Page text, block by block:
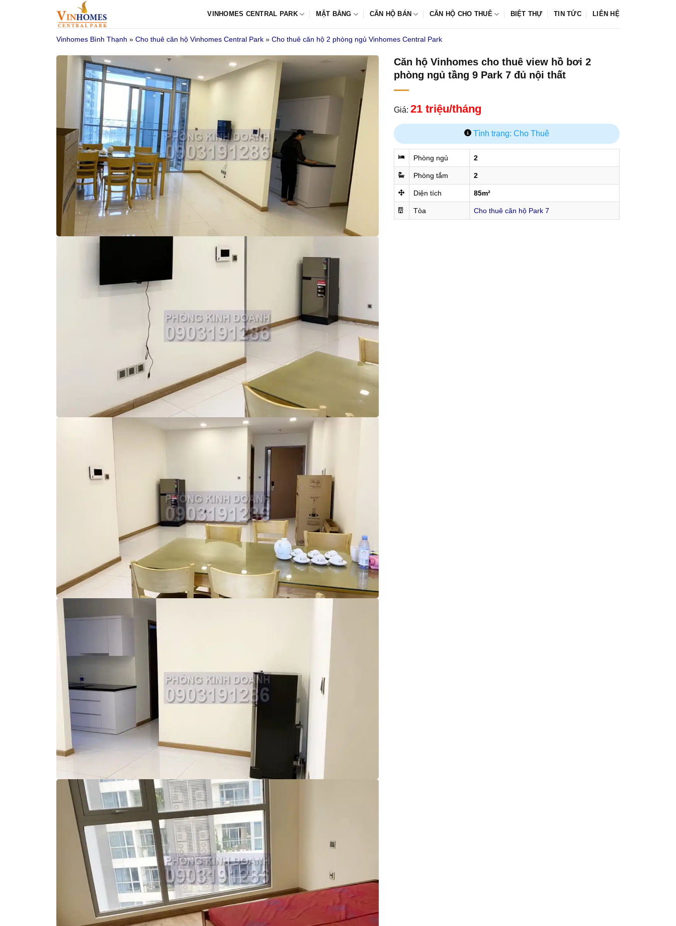
VINHOMES CENTRAL PARK MẶT BẰNG CĂN HỘ BÁN CĂN HỘ CHO THUÊ BIỆT THỰ TIN TỨC LIÊN HỆ
Vinhomes Bình Thạnh » Cho thuê căn hộ Vinhomes Central Park » Cho thuê căn hộ 2 phòng ngủ Vinhomes Central Park
Căn hộ Vinhomes cho thuê view hồ bơi 2
phòng ngủ tầng 9 Park 7 đủ nội thất
Giá: 21 triệu/tháng
Tình trạng: Cho Thuê
Phòng ngủ 2
Phòng tắm 2
Diện tích 85m²
Tòa Cho thuê căn hộ Park 7